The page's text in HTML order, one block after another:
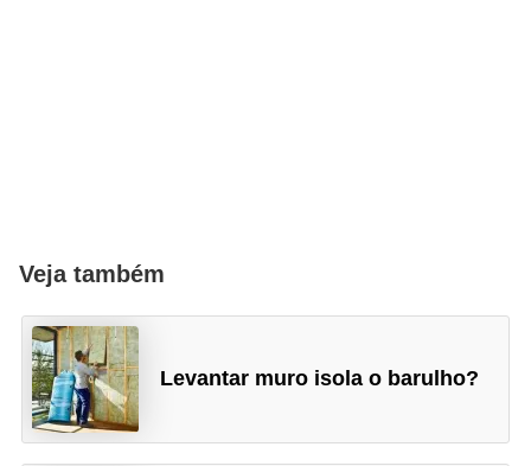
Veja também
Levantar muro isola o barulho?